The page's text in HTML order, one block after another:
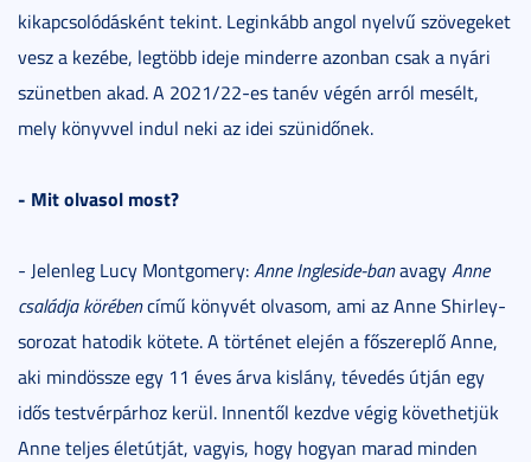
kikapcsolódásként tekint. Leginkább angol nyelvű szövegeket
vesz a kezébe, legtöbb ideje minderre azonban csak a nyári
szünetben akad. A 2021/22-es tanév végén arról mesélt,
mely könyvvel indul neki az idei szünidőnek.
- Mit olvasol most?
- Jelenleg Lucy Montgomery:Anne Ingleside-banavagyAnne
családja körébencímű könyvét olvasom, ami az Anne Shirley-
sorozat hatodik kötete. A történet elején a főszereplő Anne,
aki mindössze egy 11 éves árva kislány, tévedés útján egy
idős testvérpárhoz kerül. Innentől kezdve végig követhetjük
Anne teljes életútját, vagyis, hogy hogyan marad minden